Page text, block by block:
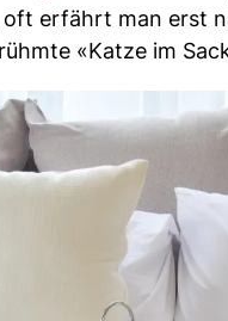
erfährt man erst
«Katze im